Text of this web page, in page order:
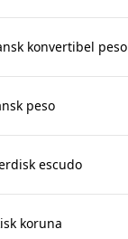
konvertibel peso
peso
escudo
koruna